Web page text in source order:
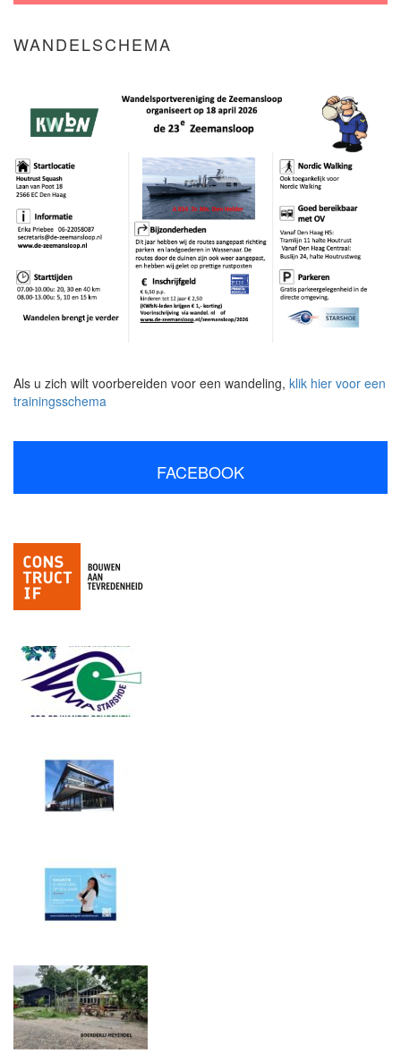
WANDELSCHEMA
Als u zich wilt voorbereiden voor een wandeling, klik hier voor een
trainingsschema
FACEBOOK